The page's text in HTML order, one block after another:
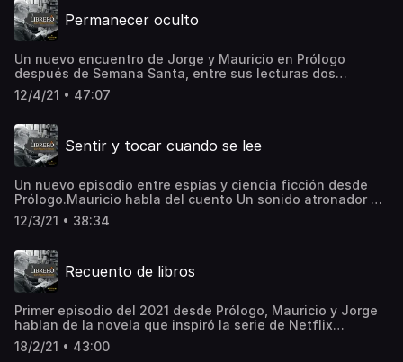
information.
Permanecer oculto
Un nuevo encuentro de Jorge y Mauricio en Prólogo
después de Semana Santa, entre sus lecturas dos
escritoras argentinas Aurora Venturini con su libro Las
primas y Agustina Bazterrica y su Cadaver
su novela La vida mentirosa de los adultos. Además una
invitada sorpresa en este episodio.See
omnystudio.com/listener for privacy information.
12/4/21 • 47:07
Sentir y tocar cuando se lee
Un nuevo episodio entre espías y ciencia ficción desde
Prólogo.Mauricio habla del cuento Un sonido atronador de
Ray Bradbury y del terror en Los peligros de fumar en la
cama de Mariana Enríquez. Por su parte Jorge llega con
por Henry James. Además una conversación sobre los
personajes planos en la literatura.See
omnystudio.com/listener for privacy information.
12/3/21 • 38:34
Recuento de libros
Primer episodio del 2021 desde Prólogo, Mauricio y Jorge
hablan de la novela que inspiró la serie de Netflix
Gambito de Dama.See omnystudio.com/listener for privacy
information.
18/2/21 • 43:00